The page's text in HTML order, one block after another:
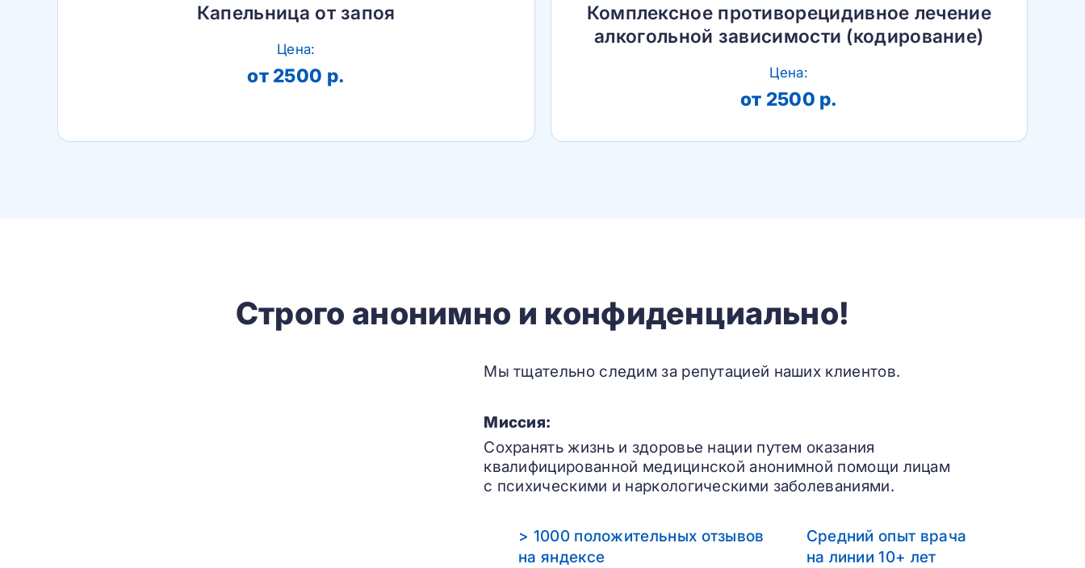
Капельница от запоя
Цена:
от 2500 р.
Комплексное противорецидивное лечение
алкогольной зависимости (кодирование)
Цена:
от 2500 р.
Строго анонимно и конфиденциально!
Мы тщательно следим за репутацией наших клиентов.
Миссия:
Сохранять жизнь и здоровье нации путем оказания
квалифицированной медицинской анонимной помощи лицам
с психическими и наркологическими заболеваниями.
> 1000 положительных отзывов
на яндексе
Средний опыт врача
на линии 10+ лет